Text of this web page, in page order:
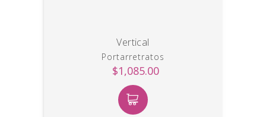
Vertical
Portarretratos
$1,085.00